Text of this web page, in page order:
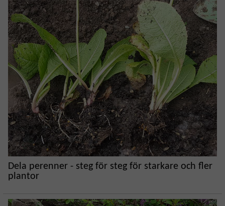
Dela perenner - steg för steg för starkare och fler
plantor